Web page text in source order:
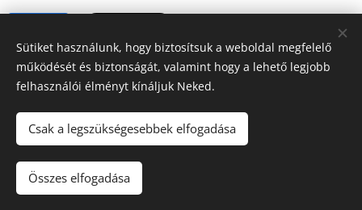
FORRÁSRÁDIÓ
Sütiket használunk, hogy biztosítsuk a weboldal megfelelő
működését és biztonságát, valamint hogy a lehető legjobb
felhasználói élményt kínáljuk Neked.
Csak a legszükségesebbek elfogadása
Összes elfogadása